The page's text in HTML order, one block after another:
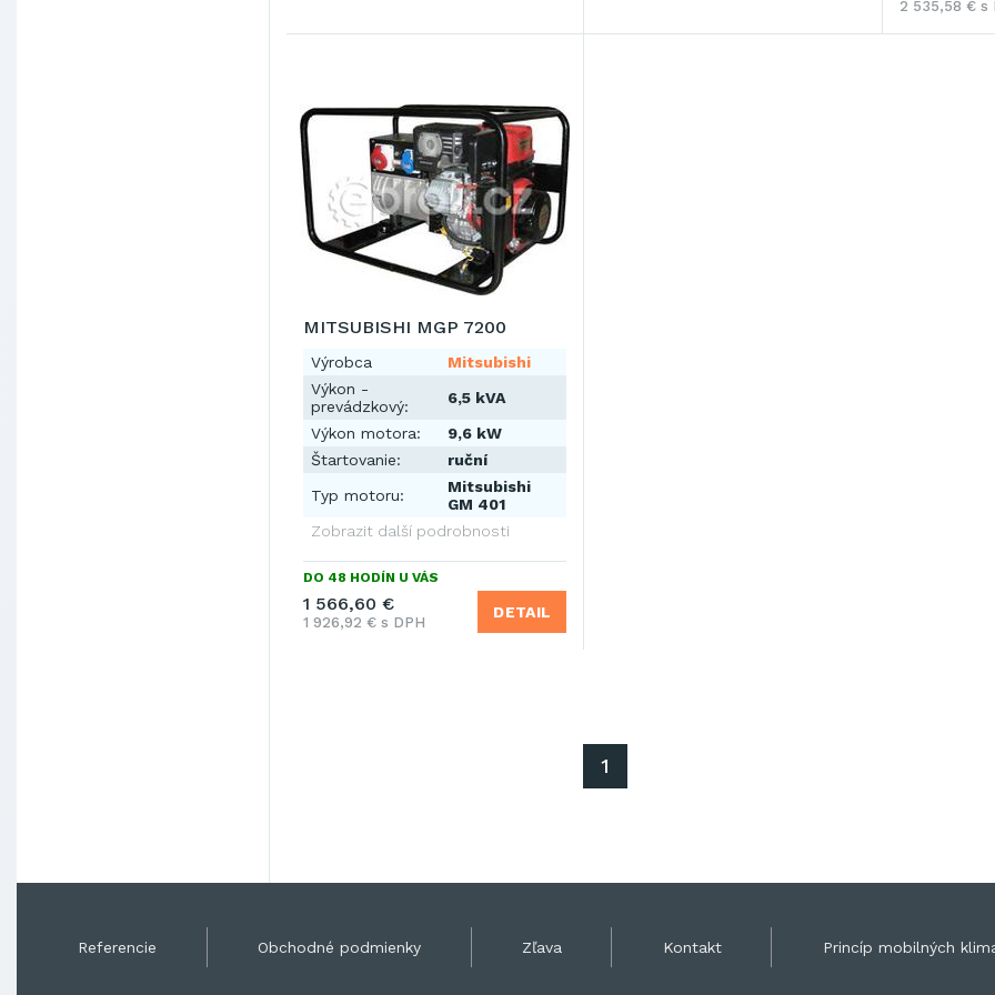
2 535,58 € s
MITSUBISHI MGP 7200
Výrobca
Mitsubishi
Výkon -
prevádzkový:
6,5 kVA
Výkon motora:
9,6 kW
Štartovanie:
ruční
Typ motoru:
Mitsubishi
GM 401
Zobrazit další podrobnosti
DO 48 HODÍN U VÁS
1 566,60 €
1 926,92 € s DPH
DETAIL
1
Referencie Obchodné podmienky Zľava Kontakt Princíp mobilných